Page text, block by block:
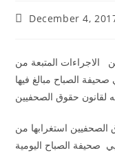
December 4,
الاجراءات المتبعة من
الصباح مبالغ فيها
لقانون حقوق الصحفيين
الصحفيين استغرابها من
صحيفة الصباح اليومية